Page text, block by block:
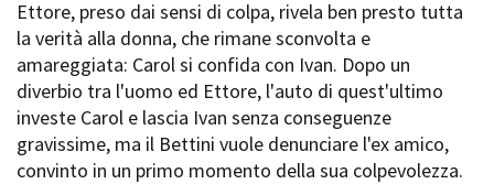
Ettore, preso dai sensi di colpa, rivela ben presto tutta
la verità alla donna, che rimane sconvolta e
amareggiata: Carol si confida con Ivan. Dopo un
diverbio tra l'uomo ed Ettore, l'auto di quest'ultimo
investe Carol e lascia Ivan senza conseguenze
gravissime, ma il Bettini vuole denunciare l'ex amico,
convinto in un primo momento della sua colpevolezza.